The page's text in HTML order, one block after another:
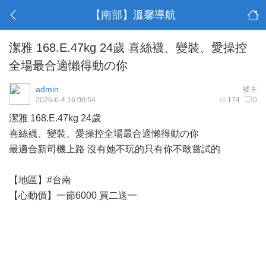
【南部】溫馨導航
潔雅 168.E.47kg 24歲 喜絲襪、變裝、愛操控
全場最合適懶得動の你
楼主
admin
174 0
2026-6-4 16:00:54
潔雅 168.E.47kg 24歲
喜絲襪、變裝、愛操控全場最合適懶得動の你
最適合新司機上路 沒有她不玩的只有你不敢嘗試的
【地區】#台南
【心動價】一節6000 買二送一